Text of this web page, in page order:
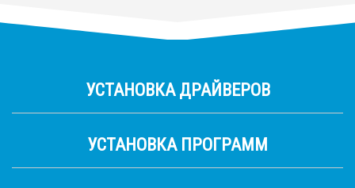
УСТАНОВКА ДРАЙВЕРОВ
УСТАНОВКА ПРОГРАММ